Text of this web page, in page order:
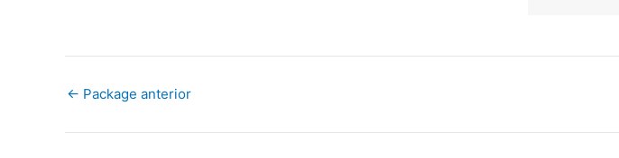
← Package anterior